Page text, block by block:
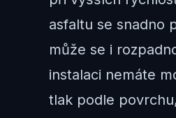
asfaltu se snadno
může se i
instalaci nemáte
tlak podle